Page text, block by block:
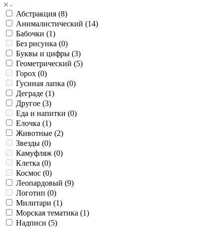
Абстракция (8)
Анималистический (14)
Бабочки (1)
Без рисунка (0)
Буквы и цифры (3)
Геометрический (5)
Горох (0)
Гусиная лапка (0)
Деграде (1)
Другое (3)
Еда и напитки (0)
Елочка (1)
Животные (2)
Звезды (0)
Камуфляж (0)
Клетка (0)
Космос (0)
Леопардовый (9)
Логотип (0)
Милитари (1)
Морская тематика (1)
Надписи (5)